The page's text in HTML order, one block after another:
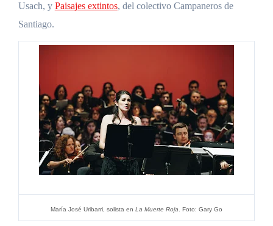
Usach, y Paisajes extintos, del colectivo Campaneros de
Santiago.
María José Uribarri, solista enLa Muerte Roja . Foto: Gary Go